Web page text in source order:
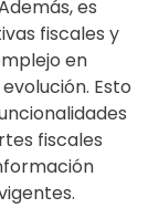
es
fiscales y
en
Esto
fiscales